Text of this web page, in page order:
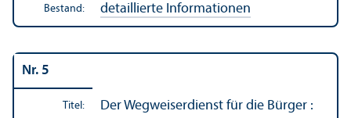
Bestand: detaillierte Informationen
Nr. 5
Titel:
Der Wegweiserdienst für die Bürger :